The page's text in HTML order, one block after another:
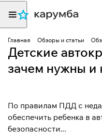
Главная Обзоры и статьи
Детские
зачем нужны и
По правилам ПДД с
обеспечить ребенка в
безопасности...